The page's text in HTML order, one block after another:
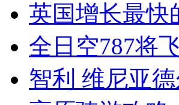
英国增长最快
全日空787将
智利 维尼亚